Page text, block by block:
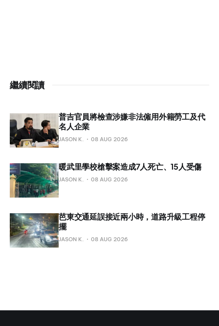
繼續閱讀
普吉官員將檢查涉嫌非法僱用外籍勞工及代
名人企業
JASON K. 08 AUG 2026
暖武里學校槍擊案造成7人死亡、15人受傷
JASON K. 08 AUG 2026
芭東交通延誤接近兩小時，道路升級工程停
擺
JASON K. 08 AUG 2026